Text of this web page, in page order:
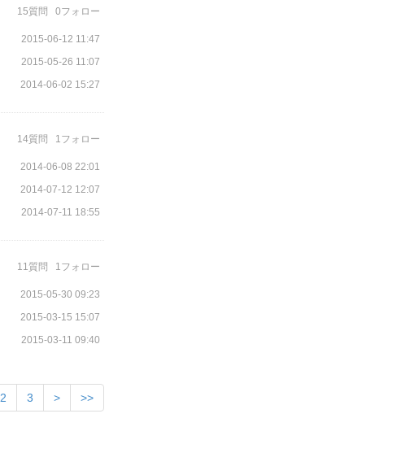
15質問 0フォロー
2015-06-12 11:47
2015-05-26 11:07
2014-06-02 15:27
14質問 1フォロー
2014-06-08 22:01
2014-07-12 12:07
2014-07-11 18:55
11質問 1フォロー
2015-05-30 09:23
2015-03-15 15:07
2015-03-11 09:40
2 3 > >>